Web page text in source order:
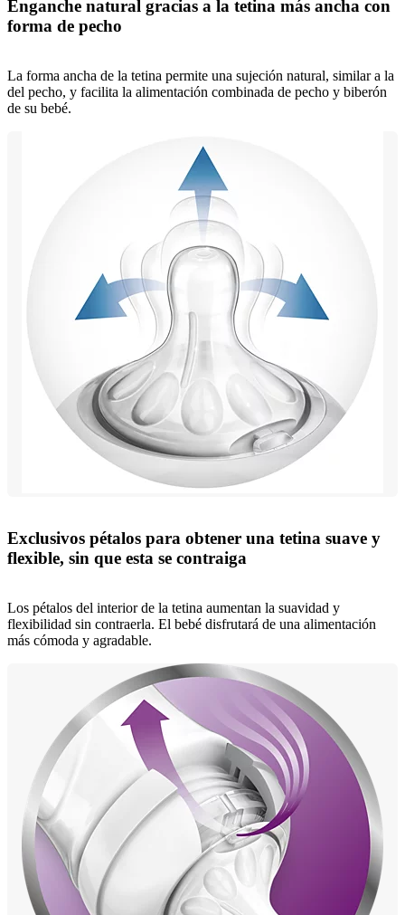
Enganche natural gracias a la tetina más ancha con
forma de pecho
La forma ancha de la tetina permite una sujeción natural, similar a la
del pecho, y facilita la alimentación combinada de pecho y biberón
de su bebé.
Exclusivos pétalos para obtener una tetina suave y
flexible, sin que esta se contraiga
Los pétalos del interior de la tetina aumentan la suavidad y
flexibilidad sin contraerla. El bebé disfrutará de una alimentación
más cómoda y agradable.